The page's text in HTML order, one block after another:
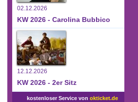
02.12.2026
KW 2026 - Carolina Bubbico
12.12.2026
KW 2026 - 2er Sitz
kostenloser Service von okticket.de